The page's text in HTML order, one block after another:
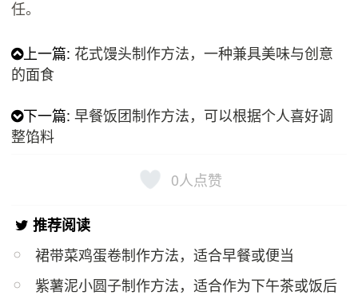
任。
上一篇: 花式馒头制作方法，一种兼具美味与创意
的面食
下一篇:早餐饭团制作方法，可以根据个人喜好调
整馅料
0人点赞
推荐阅读
裙带菜鸡蛋卷制作方法，适合早餐或便当
紫​薯泥小圆子制作方法，适合作为下午茶或饭后